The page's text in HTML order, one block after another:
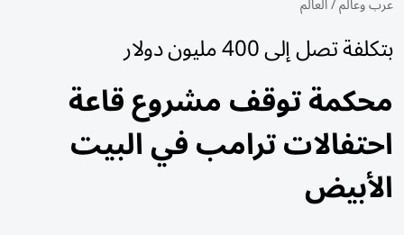
بتكلفة تصل إلى 400 مليون دولار
محكمة توقف مشروع قاعة
احتفالات ترامب في البيت
الأبيض